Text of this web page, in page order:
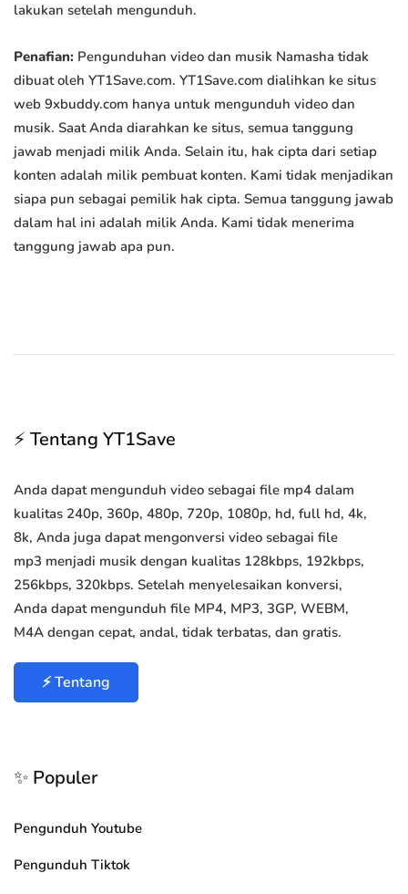
lakukan setelah mengunduh.
Penafian: Pengunduhan video dan musik Namasha tidak
dibuat oleh YT1Save.com. YT1Save.com dialihkan ke situs
web 9xbuddy.com hanya untuk mengunduh video dan
musik. Saat Anda diarahkan ke situs, semua tanggung
jawab menjadi milik Anda. Selain itu, hak cipta dari setiap
konten adalah milik pembuat konten. Kami tidak menjadikan
siapa pun sebagai pemilik hak cipta. Semua tanggung jawab
dalam hal ini adalah milik Anda. Kami tidak menerima
tanggung jawab apa pun.
⚡ Tentang YT1Save
Anda dapat mengunduh video sebagai file mp4 dalam
kualitas 240p, 360p, 480p, 720p, 1080p, hd, full hd, 4k,
8k, Anda juga dapat mengonversi video sebagai file
mp3 menjadi musik dengan kualitas 128kbps, 192kbps,
256kbps, 320kbps. Setelah menyelesaikan konversi,
Anda dapat mengunduh file MP4, MP3, 3GP, WEBM,
M4A dengan cepat, andal, tidak terbatas, dan gratis.
⚡ Tentang
✨ Populer
Pengunduh Youtube
Pengunduh Tiktok